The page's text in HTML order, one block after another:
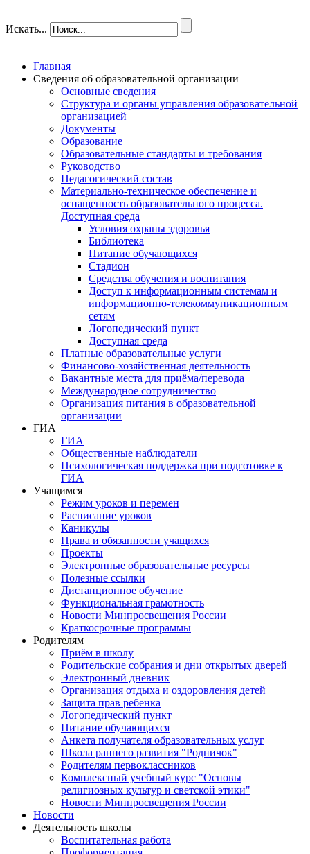
Искать...
Главная
Сведения об образовательной организации
Основные сведения
Структура и органы управления образовательной
организацией
Документы
Образование
Образовательные стандарты и требования
Руководство
Педагогический состав
Материально-техническое обеспечение и
оснащенность образовательного процесса.
Доступная среда
Условия охраны здоровья
Библиотека
Питание обучающихся
Стадион
Средства обучения и воспитания
Доступ к информационным системам и
информационно-телекоммуникационным
сетям
Логопедический пункт
Доступная среда
Платные образовательные услуги
Финансово-хозяйственная деятельность
Вакантные места для приёма/перевода
Международное сотрудничество
Организация питания в образовательной
организации
ГИА
ГИА
Общественные наблюдатели
Психологическая поддержка при подготовке к
ГИА
Учащимся
Режим уроков и перемен
Расписание уроков
Каникулы
Права и обязанности учащихся
Проекты
Электронные образовательные ресурсы
Полезные ссылки
Дистанционное обучение
Функциональная грамотность
Новости Минпросвещения России
Краткосрочные программы
Родителям
Приём в школу
Родительские собрания и дни открытых дверей
Электронный дневник
Организация отдыха и оздоровления детей
Защита прав ребенка
Логопедический пункт
Питание обучающихся
Анкета получателя образовательных услуг
Школа раннего развития "Родничок"
Родителям первоклассников
Комплексный учебный курс "Основы
религиозных культур и светской этики"
Новости Минпросвещения России
Новости
Деятельность школы
Воспитательная работа